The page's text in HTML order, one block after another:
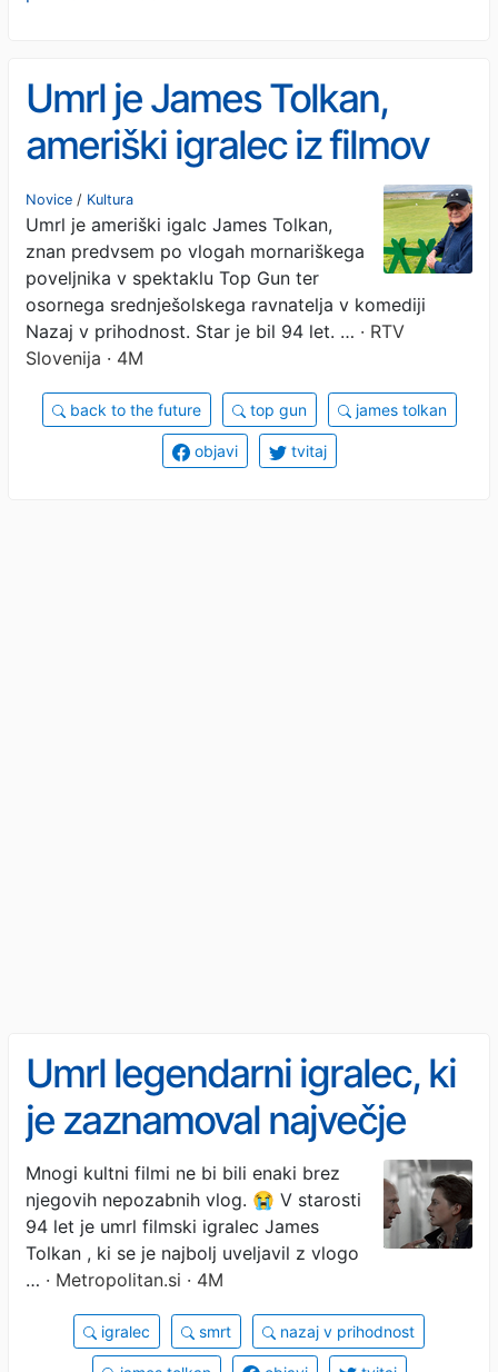
Umrl je James Tolkan,
ameriški igralec iz filmov
Top Gun in Nazaj v
prihodnost
Novice / Kultura
Umrl je ameriški igalc James Tolkan,
znan predvsem po vlogah mornariškega
poveljnika v spektaklu Top Gun ter
osornega srednješolskega ravnatelja v komediji
Nazaj v prihodnost. Star je bil 94 let. … · RTV
Slovenija · 4M
back to the future top gun james tolkan
objavi tvitaj
Umrl legendarni igralec, ki
je zaznamoval največje
filmske klasike iz
osemdesetih
Mnogi kultni filmi ne bi bili enaki brez
njegovih nepozabnih vlog. 😭 V starosti
94 let je umrl filmski igralec James
Tolkan , ki se je najbolj uveljavil z vlogo
… · Metropolitan.si · 4M
igralec smrt nazaj v prihodnost